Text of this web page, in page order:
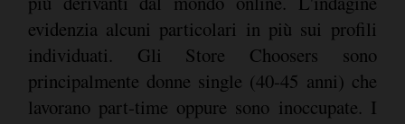
evidenzia alcuni particolari in più sui profili
individuati. Gli Store Choosers sono
principalmente donne single (40-45 anni) che
lavorano part-time oppure sono inoccupate. I